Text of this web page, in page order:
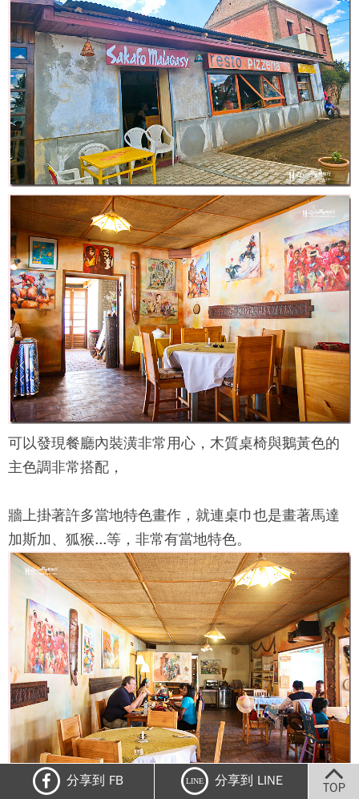
可以發現餐廳內裝潢非常用心，木質桌椅與鵝黃色的
主色調非常搭配，
牆上掛著許多當地特色畫作，就連桌巾也是畫著馬達
加斯加、狐猴...等，非常有當地特色。
分享到 FB LINE 分享到 LINE TOP